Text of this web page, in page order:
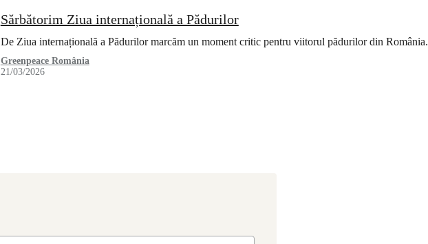
Sărbătorim Ziua internațională a Pădurilor
De Ziua internațională a Pădurilor marcăm un moment critic pentru viitorul pădurilor din România.
Greenpeace România
21/03/2026